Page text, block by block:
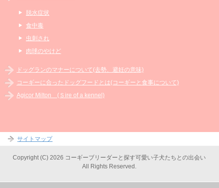
脱水症状
食中毒
虫刺され
肉球のやけど
ドッグランのマナーについて(去勢、避妊の意味)
コーギーに合ったドッグフードとは(コーギーと食事について)
Agicor Milton (Ｓire of a kennel)
サイトマップ
Copyright (C) 2026 コーギーブリーダーと探す可愛い子犬たちとの出会い
All Rights Reserved.